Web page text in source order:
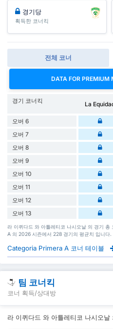
경기당
획득한 코너킥
전체 코너
DATA FOR PREMIUM
경기 코너킥 La
오버 6
오버 7
오버 8
오버 9
오버 10
오버 11
오버 12
오버 13
라 이퀴다드 와 아틀레티코 나시오날 의 경기
A 의 2026 시즌에서 228 경기의 평균치 입니다.
Categoria Primera A 코너 테이블
팀 코너킥
코너 획득/상대방
라 이퀴다드 와 아틀레티코 나시오